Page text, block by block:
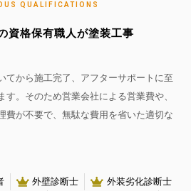
QUALIFICATIONS
資格保有職人が塗装工事
てから施工完了、アフターサポートに至
す。そのため営業会社による営業費や、
費が不要で、無駄な費用を省いた適切な
外壁診断士
外装劣化診断士